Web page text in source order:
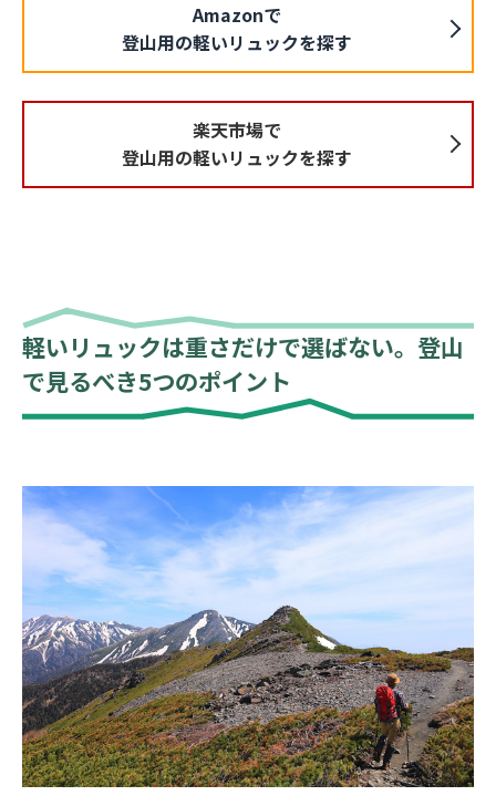
Amazonで
登山用の軽いリュックを探す
楽天市場で
登山用の軽いリュックを探す
軽いリュックは重さだけで選ばない。登山
で見るべき5つのポイント